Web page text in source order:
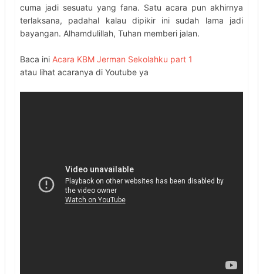
cuma jadi sesuatu yang fana. Satu acara pun akhirnya
terlaksana, padahal kalau dipikir ini sudah lama jadi
bayangan. Alhamdulillah, Tuhan memberi jalan.
Baca ini Acara KBM Jerman Sekolahku part 1
atau lihat acaranya di Youtube ya